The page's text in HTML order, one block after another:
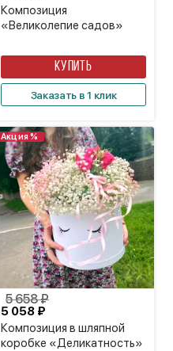
Композиция
«Великолепие садов»
КУПИТЬ
Заказать в 1 клик
Акция %
Композиция в шляпной
коробке «Деликатность»
5 058 ₽
5 658 ₽